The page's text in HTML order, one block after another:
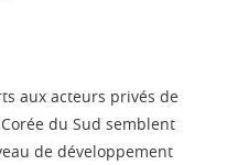
aux acteurs privés de
du Sud semblent
de développement